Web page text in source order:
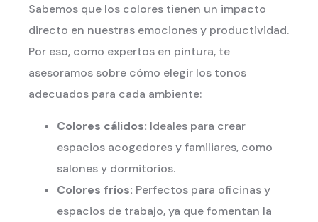
Sabemos que los colores tienen un impacto
directo en nuestras emociones y productividad.
Por eso, como expertos en pintura, te
asesoramos sobre cómo elegir los tonos
adecuados para cada ambiente:
Colores cálidos: Ideales para crear
espacios acogedores y familiares, como
salones y dormitorios.
Colores fríos: Perfectos para oficinas y
espacios de trabajo, ya que fomentan la